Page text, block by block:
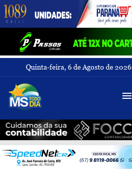
Quinta-feira, 6 de Agosto de 2026
Fechar Menu
Últimas
notícias
Galeria
de
fotos
Sobre
Nós